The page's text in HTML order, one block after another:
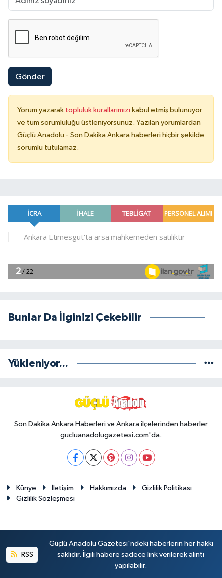
Gönder
Yorum yazarak topluluk kurallarımızı kabul etmiş bulunuyor
ve tüm sorumluluğu üstleniyorsunuz. Yazılan yorumlardan
Güçlü Anadolu - Son Dakika Ankara haberleri hiçbir şekilde
sorumlu tutulamaz.
Bunlar Da İlginizi Çekebilir
Yükleniyor...
Son Dakika Ankara Haberleri ve Ankara ilçelerinden haberler
gucluanadolugazetesi.com'da.
Künye İletişim Hakkımızda
Gizlilik Politikası
Gizlilik Sözleşmesi
RSS
Güçlü Anadolu Gazetesi'ndeki haberlerin her hakkı
saklıdır. İlgili habere sadece link verilerek alıntı
yapılabilir.